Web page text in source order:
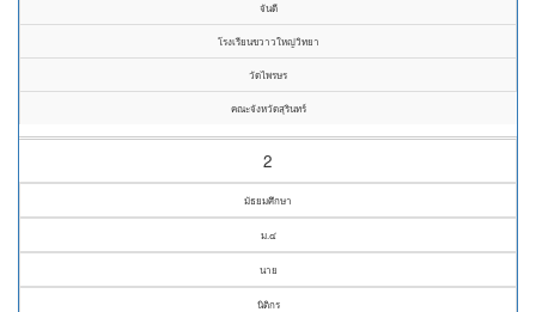
จันดี
โรงเรียนขวาวใหญ่วิทยา
วัดไพรษร
คณะจังหวัดสุรินทร์
2
มัธยมศึกษา
ม.๔
นาย
นิติกร